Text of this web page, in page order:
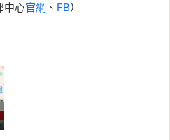
中心官網 、 FB）